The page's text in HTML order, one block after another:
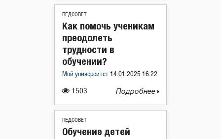
ПЕДСОВЕТ
1503
Как помочь ученикам
преодолеть
трудности в
обучении?
Мой университет 14.01.2025 16:22
Подробнее
ПЕДСОВЕТ
Обучение детей